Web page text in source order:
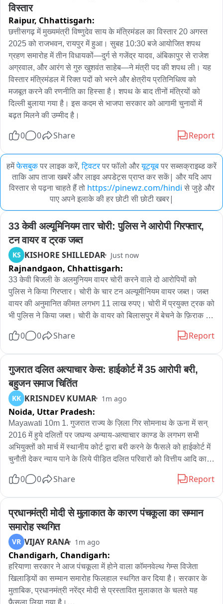
विस्तार
Raipur, Chhattisgarh:
छत्तीसगढ़ में मुख्यमंत्री विष्णुदेव साय के मंत्रिमंडल का विस्तार 20 अगस्त
2025 को राजभवन, रायपुर में हुआ। सुबह 10:30 बजे आयोजित शपथ
ग्रहण समारोह में तीन विधायकों—दुर्ग से गजेंद्र यादव, अंबिकापुर से राजेश
अग्रवाल, और आरंग से गुरु खुशवंत साहेब—ने मंत्री पद की शपथ ली। यह
विस्तार मंत्रिमंडल में रिक्त पदों को भरने और क्षेत्रीय प्रतिनिधित्व को
मजबूत करने की रणनीति का हिस्सा है। शपथ के बाद तीनों मंत्रियों को
दिल्ली बुलाया गया है। इस कदम से भाजपा सरकार को आगामी चुनावों में
बढ़त मिलने की उम्मीद है।
0 0 Share Report
हमेंफेसबुकपर लाइक करें, ट्विटरपर फॉलो औरयूट्यूबपर सब्सक्राइब्ड करें
ताकि आप ताजा खबरें और लाइव अपडेट्स प्राप्त कर सकें| और यदि आप
विस्तार से पढ़ना चाहते हैं तो https://pinewz.com/hindi से जुड़े और
पाए अपने इलाके की हर छोटी सी छोटी खबर|
33 केवी अल्यूमिनियम तार चोरी: पुलिस ने आरोपी गिरफ्तार,
टन वायर व ट्रक जब्त
KS KISHORE SHILLEDAR Just now
Rajnandgaon, Chhattisgarh:
33 केवी बिजली के अलमुनियम वायर चोरी करने वाले दो आरोपियों को
पुलिस ने किया गिरप्तार। चोरी के चार टन अल्यूमीनियम वायर जब्त। जब्त
वायर की अनुमानित कीमत लगभग 11 लाख रुपए। चोरी में प्रयुक्त ट्रक को
भी पुलिस ने किया जब्त। चोरी के वायर को बिलासपुर में बेचने के फ़िराक में
0 0 Share Report
गुजरात दलित अत्याचार केस: हाईकोर्ट में 35 आरोपी बरी,
बहुजन समाज चितिंत
KK KRISNDEV KUMAR 1m ago
Noida, Uttar Pradesh:
Mayawati 10m 1. गुजरात राज्य के ज़िला गिर सोमनाथ के ऊना में सन्
2016 में हुये दलितों पर जघन्य अन्याय-अत्याचार काण्ड के लगभग सभी
अभियुक्तों को मार्च में स्थानीय कोर्ट द्वारा बरी करने के फैसले को हाईकोर्ट में
चुनौती देकर न्याय पाने के लिये पीड़ित दलित परिवारों को वित्तीय आदि का
कड़वी सच्चाई से ख़ासकर ’बहुजन समाज’ के लोगों में भारी चिन्ता व्याप्त है।
पीड़ितों से मिलने मैं खुद भी वहाँ गयी थी और वहाँ सच्चाई का पूरा पता करने
के बाद राज्य सरकार से सभी दोषियों के विरुद्ध सख़्त कार्रवाई करने की माँग
की थी, किन्तु देश भर में इसके ख़िलाफ रोष व आक्रोश आदि होने के बावजूद
40 में से 35 आरोपी के मार्च महीने में बरी हो जाने की ख़बर कुछ और नहीं
बल्कि दलितों के प्रति सरकारी द्वेष, उनके हित व सुरक्षा के प्रति लापरवाही
व उदासीनता आदि का ही परिणाम ज़्यादा लगता है। 3. वैसे अभी भी मौक़ा है
जब गुजरात सरकार अपनी इस ग़लती में सुधार करते हुये इस मामले की
हाईकोर्ट में उचित पैरवी करके सभी दोषियों को सख़्त सज़ा दिलवाये ताकि
पीड़ित परिवारों को न्याय मिल सके और दूसरों को सबक। 4. साथ ही, राज्य
0 0 Share Report
प्रधानमंत्री मोदी से मुलाकात के कारण पंचकूला का सम्मान
समारोह स्थगित
VR VIJAY RANA 1m ago
Chandigarh, Chandigarh:
हरियाणा सरकार ने आज पंचकूला में होने वाला कॉमनवेल्थ गेम्स विजेता
खिलाड़ियों का सम्मान समारोह फिलहाल स्थगित कर दिया है। सरकार के
मुताबिक, प्रधानमंत्री नरेंद्र मोदी से प्रस्तावित मुलाकात के चलते यह
फैसला लिया गया है।